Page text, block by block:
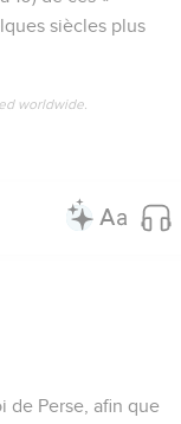
siècles plus
worldwide.
de Perse, afin que